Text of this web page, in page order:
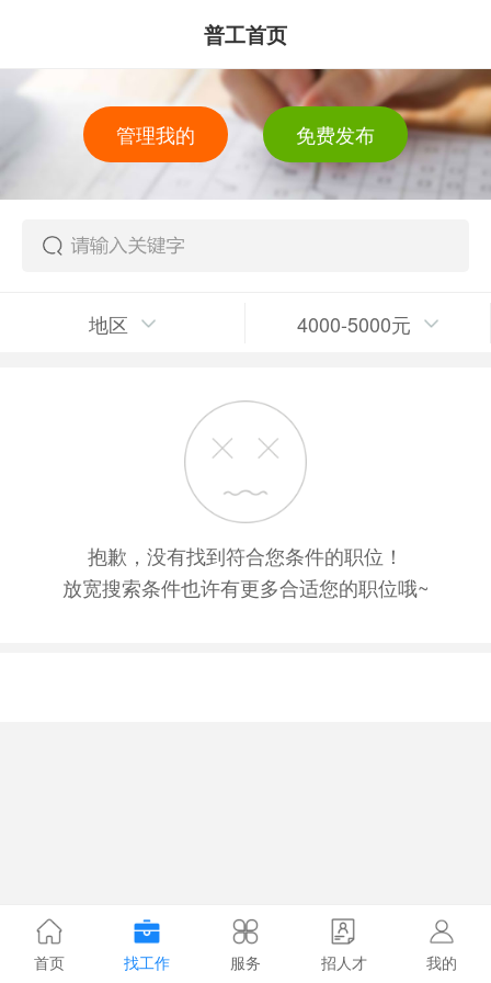
普工首页
管理我的 免费发布
地区 4000-5000元
抱歉，没有找到符合您条件的职位！
放宽搜索条件也许有更多合适您的职位哦~
首页 找工作 服务 招人才 我的